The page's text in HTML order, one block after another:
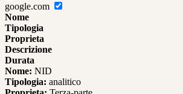
google.com
Nome
Tipologia
Proprieta
Descrizione
Durata
Nome: NID
Tipologia: analitico